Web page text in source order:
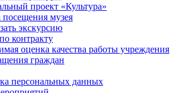
проект «Культура»
музея
экскурсию
контракту
оценка качества работы учреждения
граждан
персональных данных